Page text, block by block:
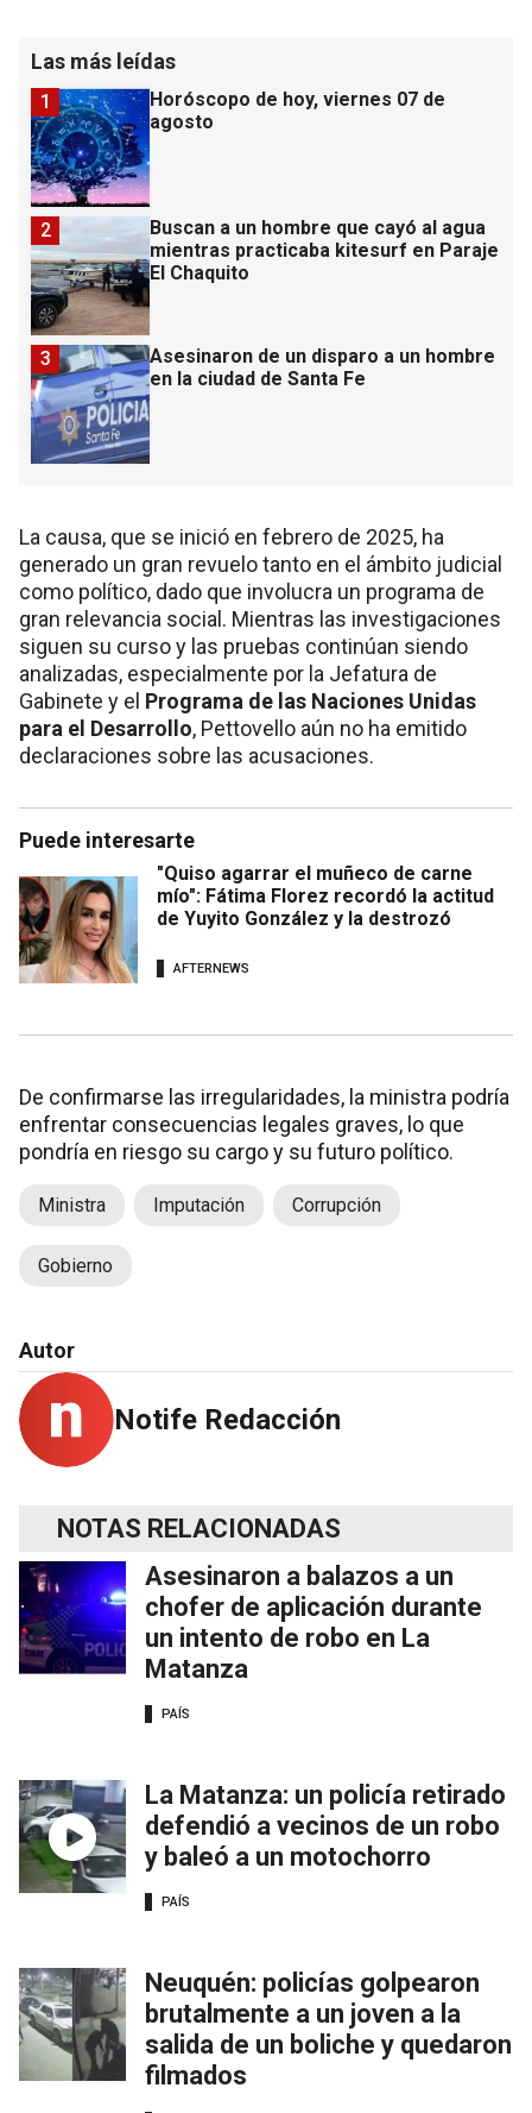
Las más leídas
Horóscopo de hoy, viernes 07 de
agosto
1
Buscan a un hombre que cayó al agua
mientras practicaba kitesurf en Paraje
El Chaquito
2
Asesinaron de un disparo a un hombre
en la ciudad de Santa Fe
3
La causa, que se inició en febrero de 2025, ha
generado un gran revuelo tanto en el ámbito judicial
como político, dado que involucra un programa de
gran relevancia social. Mientras las investigaciones
siguen su curso y las pruebas continúan siendo
analizadas, especialmente por la Jefatura de
Gabinete y el Programa de las Naciones Unidas
para el Desarrollo, Pettovello aún no ha emitido
declaraciones sobre las acusaciones.
Puede interesarte
"Quiso agarrar el muñeco de carne
mío": Fátima Florez recordó la actitud
de Yuyito González y la destrozó
AFTERNEWS
De confirmarse las irregularidades, la ministra podría
enfrentar consecuencias legales graves, lo que
pondría en riesgo su cargo y su futuro político.
Ministra Imputación Corrupción
Gobierno
Autor
Notife Redacción
NOTAS RELACIONADAS
Asesinaron a balazos a un
chofer de aplicación durante
un intento de robo en La
Matanza
PAÍS
La Matanza: un policía retirado
defendió a vecinos de un robo
y baleó a un motochorro
PAÍS
Neuquén: policías golpearon
brutalmente a un joven a la
salida de un boliche y quedaron
filmados